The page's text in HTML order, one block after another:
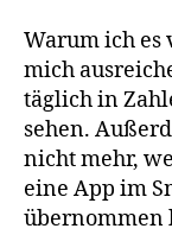
Warum ich es
mich
täglich in
sehen.
nicht mehr,
eine App im
übernommen